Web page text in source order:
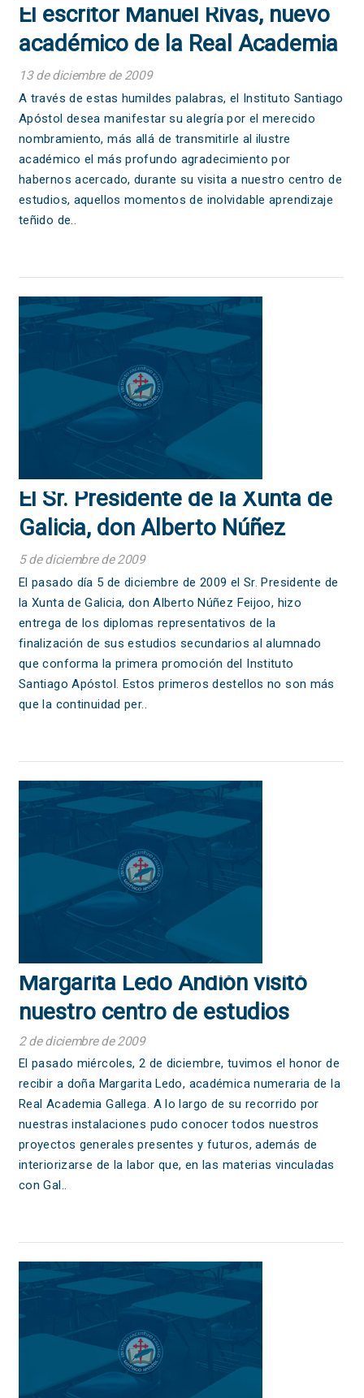
El escritor Manuel Rivas, nuevo
académico de la Real Academia
Galega
13 de diciembre de 2009
A través de estas humildes palabras, el Instituto Santiago
Apóstol desea manifestar su alegría por el merecido
nombramiento, más allá de transmitirle al ilustre
académico el más profundo agradecimiento por
habernos acercado, durante su visita a nuestro centro de
estudios, aquellos momentos de inolvidable aprendizaje
teñido de..
El Sr. Presidente de la Xunta de
Galicia, don Alberto Núñez
Feijoo, hizo entrega de los
diplomas representativos de la
finalización de sus estudios
secundarios al alumnado que
conforma la primera promoción
del Instituto Santiago Apóstol
5 de diciembre de 2009
El pasado día 5 de diciembre de 2009 el Sr. Presidente de
la Xunta de Galicia, don Alberto Núñez Feijoo, hizo
entrega de los diplomas representativos de la
finalización de sus estudios secundarios al alumnado
que conforma la primera promoción del Instituto
Santiago Apóstol. Estos primeros destellos no son más
que la continuidad per..
Margarita Ledo Andión visitó
nuestro centro de estudios
2 de diciembre de 2009
El pasado miércoles, 2 de diciembre, tuvimos el honor de
recibir a doña Margarita Ledo, académica numeraria de la
Real Academia Gallega. A lo largo de su recorrido por
nuestras instalaciones pudo conocer todos nuestros
proyectos generales presentes y futuros, además de
interiorizarse de la labor que, en las materias vinculadas
con Gal..